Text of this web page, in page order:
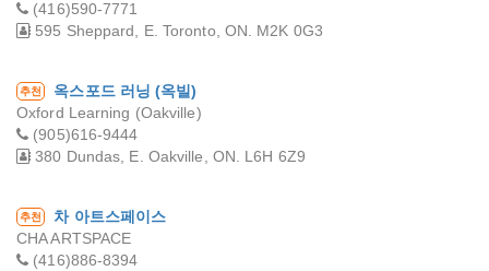
(416)590-7771
595 Sheppard, E. Toronto, ON. M2K 0G3
추천
옥스포드 러닝 (옥빌)
Oxford Learning (Oakville)
(905)616-9444
380 Dundas, E. Oakville, ON. L6H 6Z9
추천
차 아트스페이스
CHA ARTSPACE
(416)886-8394